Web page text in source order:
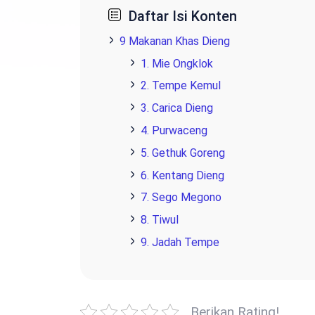
Daftar Isi Konten
9 Makanan Khas Dieng
1. Mie Ongklok
2. Tempe Kemul
3. Carica Dieng
4. Purwaceng
5. Gethuk Goreng
6. Kentang Dieng
7. Sego Megono
8. Tiwul
9. Jadah Tempe
Berikan Rating!